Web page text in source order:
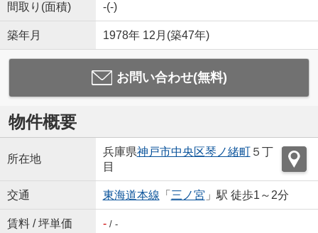
間取り(面積) -(-)
築年月 1978年 12月(築47年)
お問い合わせ(無料)
物件概要
所在地
兵庫県神戸市中央区琴ノ緒町５丁
目
交通 東海道本線 「 三ノ宮 」駅 徒歩1～2分
賃料 / 坪単価 -/ -